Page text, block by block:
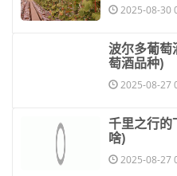
2025-08-30
波尔多葡萄
萄酒品种)
2025-08-27
千里之行的
啥)
2025-08-27